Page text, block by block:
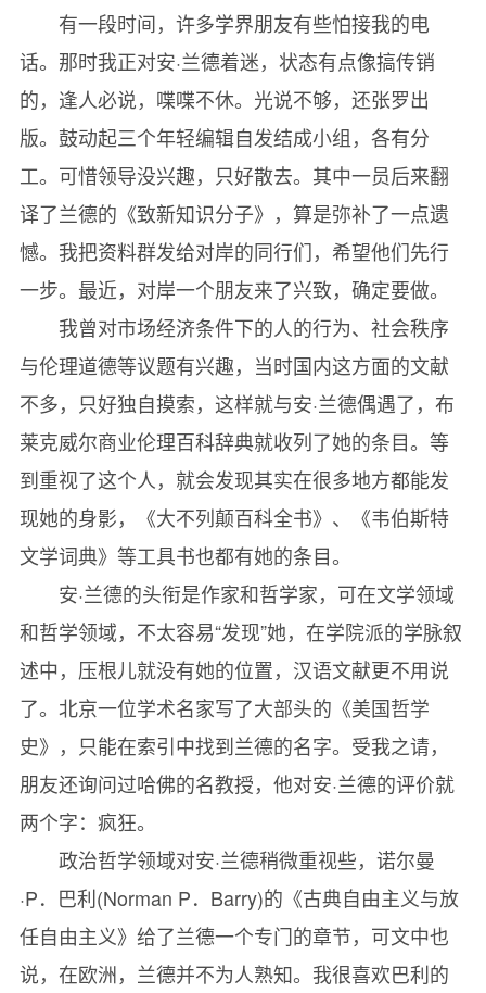
崇拜灰色道德
集体化伦理学
人类的权利
集体化“权利”
政府的本质
自由社会中的政府资金
停滞不前是神圣的权利
种族主义
伪个人主义
胁迫式争论
索引
有一段时间，许多学界朋友有些怕接我的电
话。那时我正对安·兰德着迷，状态有点像搞传销
的，逢人必说，喋喋不休。光说不够，还张罗出
版。鼓动起三个年轻编辑自发结成小组，各有分
工。可惜领导没兴趣，只好散去。其中一员后来翻
译了兰德的《致新知识分子》，算是弥补了一点遗
憾。我把资料群发给对岸的同行们，希望他们先行
一步。最近，对岸一个朋友来了兴致，确定要做。
我曾对市场经济条件下的人的行为、社会秩序
与伦理道德等议题有兴趣，当时国内这方面的文献
不多，只好独自摸索，这样就与安·兰德偶遇了，布
莱克威尔商业伦理百科辞典就收列了她的条目。等
到重视了这个人，就会发现其实在很多地方都能发
现她的身影，《大不列颠百科全书》、《韦伯斯特
文学词典》等工具书也都有她的条目。
安·兰德的头衔是作家和哲学家，可在文学领域
和哲学领域，不太容易“发现”她，在学院派的学脉叙
述中，压根儿就没有她的位置，汉语文献更不用说
了。北京一位学术名家写了大部头的《美国哲学
史》，只能在索引中找到兰德的名字。受我之请，
朋友还询问过哈佛的名教授，他对安·兰德的评价就
两个字：疯狂。
政治哲学领域对安·兰德稍微重视些，诺尔曼
·P．巴利(Norman P．Barry)的《古典自由主义与放
任自由主义》给了兰德一个专门的章节，可文中也
说，在欧洲，兰德并不为人熟知。我很喜欢巴利的